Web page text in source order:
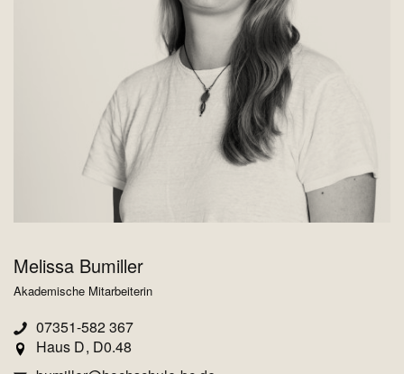
Melissa Bumiller
Akademische Mitarbeiterin
07351-582 367
Haus D D0.48